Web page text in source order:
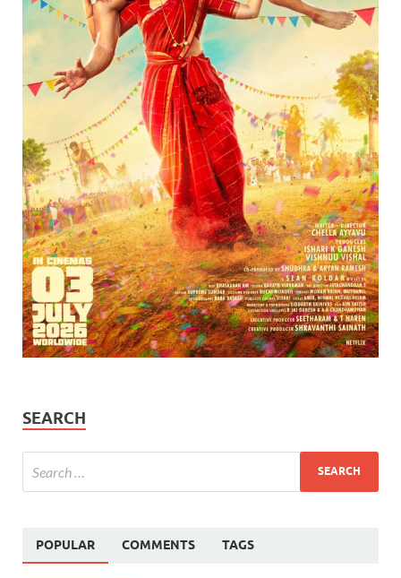
SEARCH
POPULAR COMMENTS TAGS